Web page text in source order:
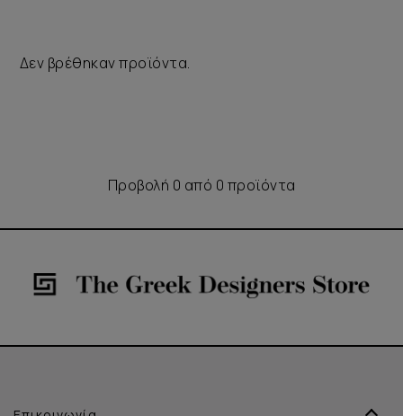
Δεν βρέθηκαν προϊόντα.
Προβολή 0 από 0 προϊόντα